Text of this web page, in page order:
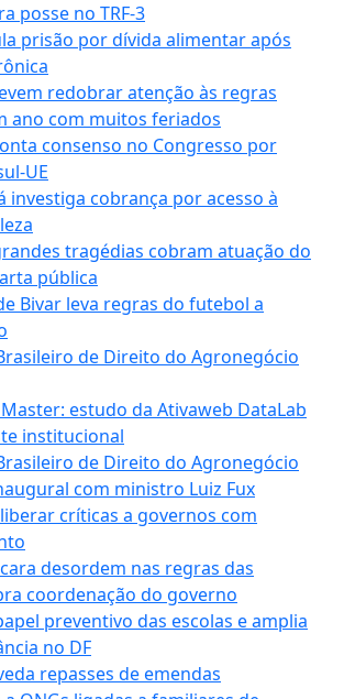
posse no TRF-3
prisão por dívida alimentar após
redobrar atenção às regras
ano com muitos feriados
consenso no Congresso por
UE
investiga cobrança por acesso à
tragédias cobram atuação do
pública
Bivar leva regras do futebol a
de Direito do Agronegócio
estudo da Ativaweb DataLab
institucional
de Direito do Agronegócio
com ministro Luiz Fux
críticas a governos com
desordem nas regras das
coordenação do governo
preventivo das escolas e amplia
no DF
repasses de emendas